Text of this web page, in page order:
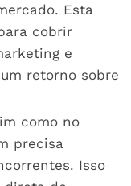
Esta
cobrir
e
retorno sobre
como no
precisa
Isso